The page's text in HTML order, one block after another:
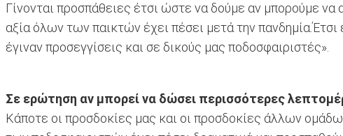
Γίνονται προσπάθειες έτσι ώστε να δούμε αν μπορούμε
αξία όλων των παικτών έχει πέσει μετά την
έγιναν προσεγγίσεις και σε δικούς μας ποδοσφαιριστές».
Σε ερώτηση αν μπορεί να δώσει περισσότερες
Κάποτε οι προσδοκίες μας και οι προσδοκίες άλλων